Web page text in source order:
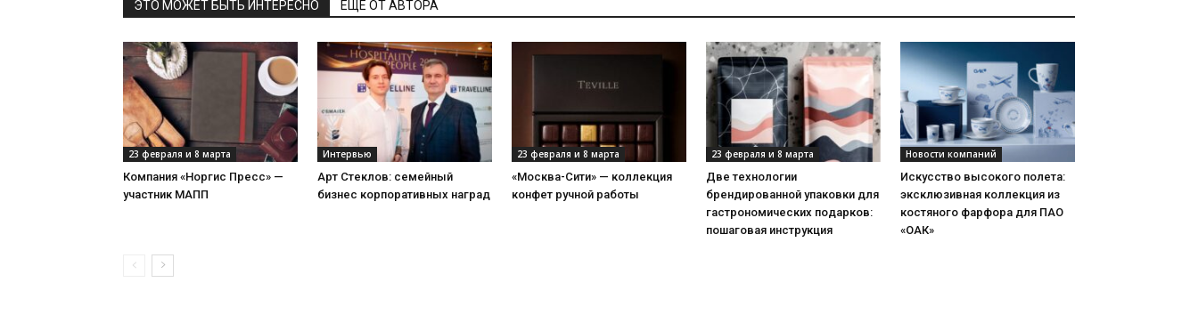
ЭТО МОЖЕТ БЫТЬ ИНТЕРЕСНО ЕЩЕ ОТ АВТОРА
23 февраля и 8 марта
Компания «Норгис Пресс» —
участник МАПП
Интервью
Арт Стеклов: семейный
бизнес корпоративных наград
23 февраля и 8 марта
«Москва-Сити» — коллекция
конфет ручной работы
23 февраля и 8 марта
Две технологии
брендированной упаковки для
гастрономических подарков:
пошаговая инструкция
Новости компаний
Искусство высокого полета:
эксклюзивная коллекция из
костяного фарфора для ПАО
«ОАК»